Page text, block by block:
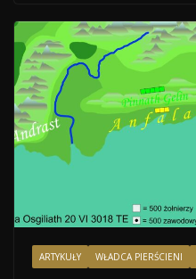
ARTYKUŁY WŁADCA PIERŚCIENI